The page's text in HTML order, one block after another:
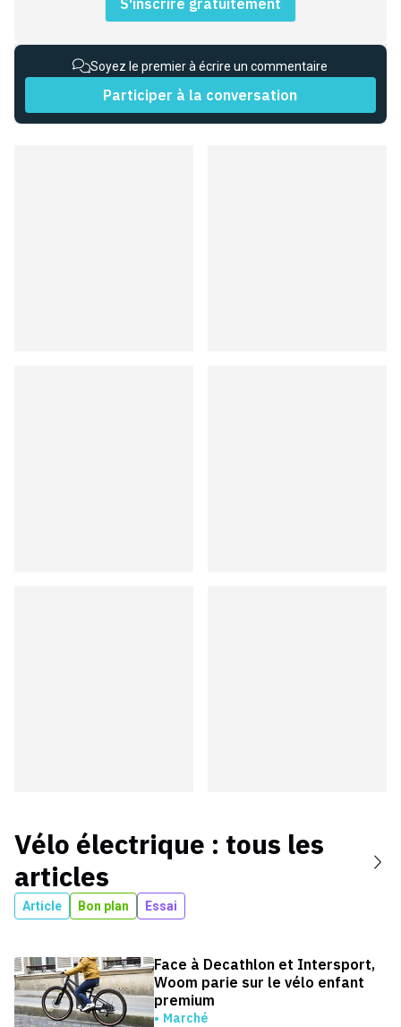
S'inscrire gratuitement
Soyez le premier à écrire un commentaire
Participer à la conversation
Vélo électrique : tous les
articles
Article Bon plan Essai
Face à Decathlon et Intersport,
Woom parie sur le vélo enfant
premium
Marché